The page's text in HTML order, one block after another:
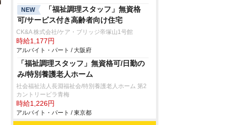
NEW
「福祉調理スタッフ」無資格
可/サービス付き高齢者向け住宅
CK&A 株式会社/ケア・ブリッジ帝塚山1号館
時給1,177円
アルバイト・パート / 大阪府
「福祉調理スタッフ」無資格可/日勤の
み/特別養護老人ホーム
社会福祉法人長淵福祉会/特別養護老人ホーム 第2
カントリービラ青梅
時給1,226円
アルバイト・パート / 東京都